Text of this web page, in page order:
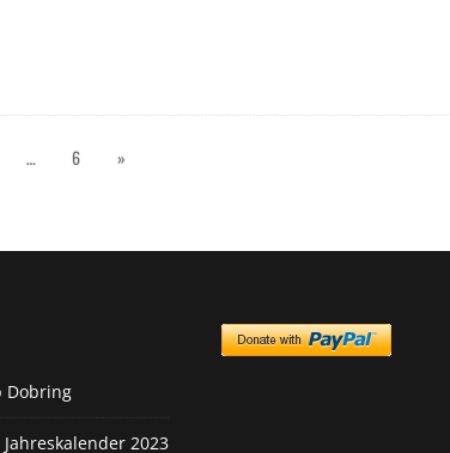
… 6 »
Dobring
2023